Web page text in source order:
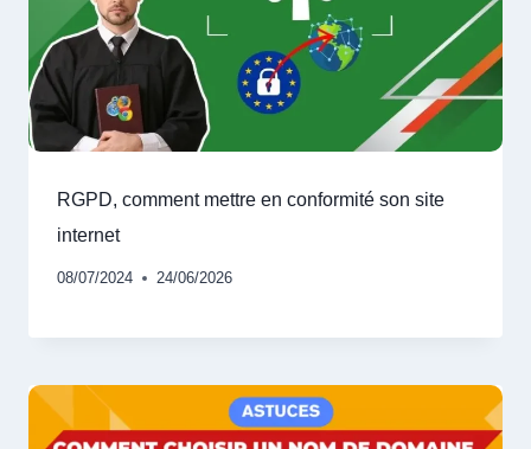
RGPD, comment mettre en conformité son site
internet
08/07/2024 24/06/2026